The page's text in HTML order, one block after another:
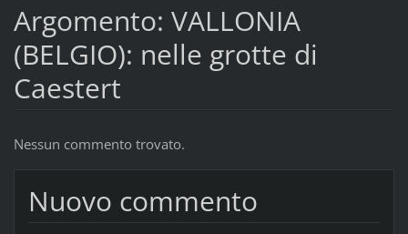
Argomento: VALLONIA
(BELGIO): nelle grotte di
Caestert
Nessun commento trovato.
Nuovo commento